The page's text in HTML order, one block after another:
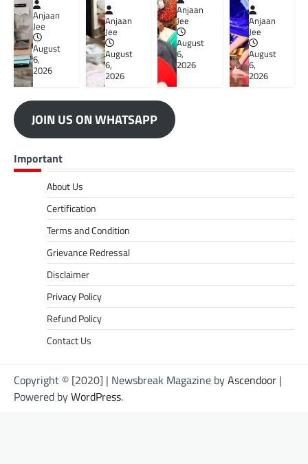
Anjaan
Jee
August
6,
2026
Anjaan
Jee
August
6,
2026
Anjaan
Jee
August
6,
2026
Anjaan
Jee
August
6,
2026
JOIN US ON WHATSAPP
Important
About Us
Certification
Terms and Condition
Grievance Redressal
Disclaimer
Privacy Policy
Refund Policy
Contact Us
Copyright © [2020] | Newsbreak Magazine byAscendoor |
Powered byWordPress.